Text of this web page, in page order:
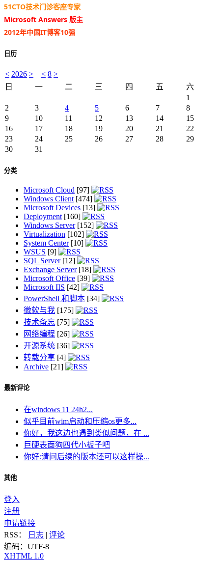
51CTO技术门诊客座专家
Microsoft Answers 版主
2012年中国IT博客10强
日历
< 2026 > < 8 >
日
一 二 三 四 五
六
1
2
3 4 5 6 7
8
9
10 11 12 13 14
15
16
17 18 19 20 21
22
23
24 25 26 27 28
29
30
31
分类
Microsoft Cloud [97]
Windows Client[474]
Microsoft Devices [13]
Deployment[160]
Windows Server[152]
Virtualization [102]
System Center[10]
WSUS [9]
SQL Server[12]
Exchange Server[18]
Microsoft Office [39]
Microsoft IIS [42]
PowerShell 和脚本 [34]
微软与我 [175]
技术备忘 [75]
网络编程 [26]
开源系统 [36]
转载分享 [4]
Archive [21]
最新评论
在windows 11 24h2...
似乎目前wim启动和压缩os更多...
你好，我这边也遇到类似问题，在 ...
巨硬表面狗四代小板子吧
你好:请问后续的版本还可以这样操...
其他
登入
注册
申请链接
RSS：
日志 | 评论
编码：UTF-8
XHTML 1.0